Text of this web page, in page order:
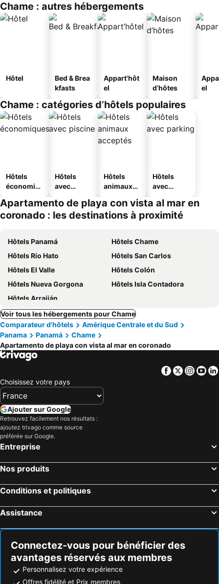
Chame : autres hébergements
Hôtel
Bed & Brea
kfasts
Appart’hôt
el
Maison
d’hôtes
el
Chame : catégories d’hôtels populaires
Hôtels
économiq
Hôtels
avec
Hôtels
animaux
Hôtels
avec
Apartamento de playa con vista al mar en
coronado : les destinations à proximité
Hôtels Panamá
Hôtels Chame
Hôtels Río Hato
Hôtels San Carlos
Hôtels El Valle
Hôtels Colón
Hôtels Nueva Gorgona
Hôtels Isla Contadora
Hôtels Arraiján
Voir tous les hébergements pour Chame
Comparateur d'hôtels
Amérique Centrale et du Sud
Panama
Panamá
Chame
Apartamento de playa con vista al mar en coronado
Facebook
Twitter
Choisissez votre pays
Ajouter sur Google
Retrouvez facilement nos résultats :
ajoutez trivago comme source
préférée sur Google.
Entreprise
Nos produits
Conditions et politiques
Assistance
Connectez-vous pour bénéficier des
avantages réservés aux membres
Personnalisez votre expérience
Offres fidélité et Prix membres